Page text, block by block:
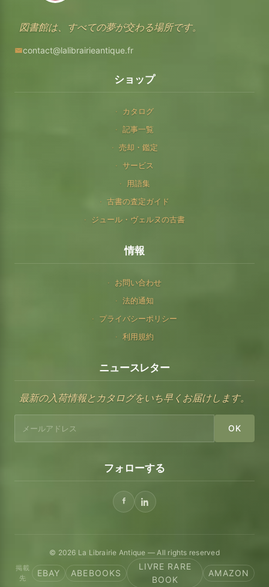
図書館は、すべての夢が交わる場所です。
contact@lalibrairieantique.fr
ショップ
カタログ
記事一覧
売却・鑑定
サービス
用語集
古書の査定ガイド
ジュール・ヴェルヌの古書
情報
お問い合わせ
法的通知
プライバシーポリシー
利用規約
ニュースレター
最新の入荷情報とカタログをいち早くお届けします。
OK
フォローする
© 2026 La Librairie Antique — All rights reserved
掲載
先
EBAY ABEBOOKS
LIVRE RARE
BOOK
AMAZON